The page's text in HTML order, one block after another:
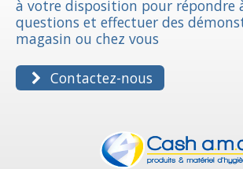
à votre disposition pour répondre
questions et effectuer des
magasin ou chez vous
Contactez-nous